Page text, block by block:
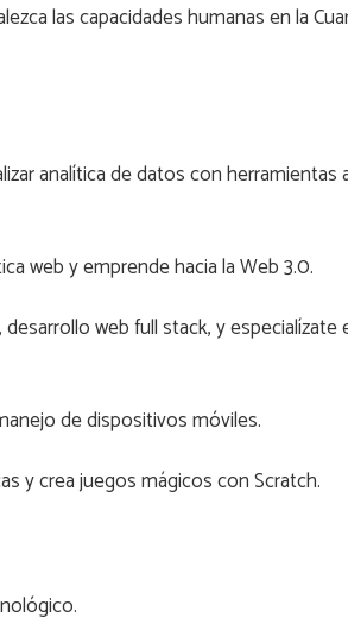
las capacidades humanas en la
analítica de datos con herramientas
web y emprende hacia la Web 3.0.
web full stack, y especialízate
de dispositivos móviles.
y crea juegos mágicos con Scratch.